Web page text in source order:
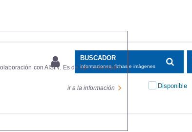
BUSCADOR
informaciones, fichas e imágenes
Disponible
con AISIN. Es de tipo convertidor
ir a la información